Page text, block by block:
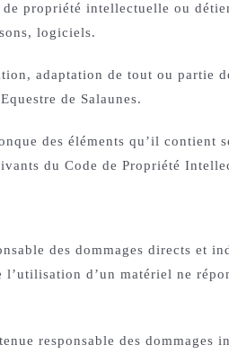
propriété intellectuelle ou
logiciels.
adaptation de tout ou partie
de Salaunes.
des éléments qu’il contient
du Code de Propriété
des dommages directs et
d’un matériel ne
responsable des